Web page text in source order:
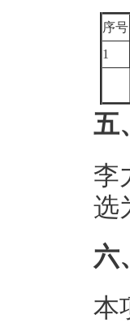
序号
1
五
李
选
六
本